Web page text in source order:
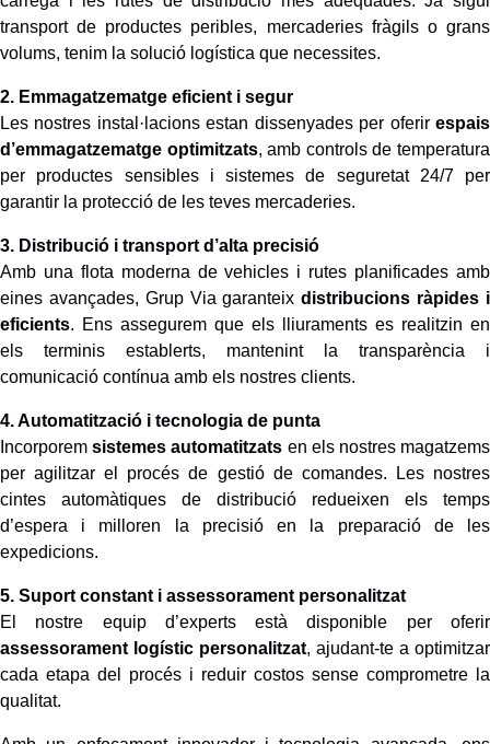
transport de productes peribles, mercaderies fràgils o grans
volums, tenim la solució logística que necessites.
2. Emmagatzematge eficient i segur
Les nostres instal·lacions estan dissenyades per oferir espais
d’emmagatzematge optimitzats, amb controls de temperatura
per productes sensibles i sistemes de seguretat 24/7 per
garantir la protecció de les teves mercaderies.
3. Distribució i transport d’alta precisió
Amb una flota moderna de vehicles i rutes planificades amb
eines avançades, Grup Via garanteixdistribucions ràpides i
eficients. Ens assegurem que els lliuraments es realitzin en
els terminis establerts, mantenint la transparència i
comunicació contínua amb els nostres clients.
4. Automatització i tecnologia de punta
Incorporemsistemes automatitzats en els nostres magatzems
per agilitzar el procés de gestió de comandes. Les nostres
cintes automàtiques de distribució redueixen els temps
d’espera i milloren la precisió en la preparació de les
expedicions.
5. Suport constant i assessorament personalitzat
El nostre equip d’experts està disponible per oferir
assessorament logístic personalitzat, ajudant-te a optimitzar
cada etapa del procés i reduir costos sense comprometre la
qualitat.